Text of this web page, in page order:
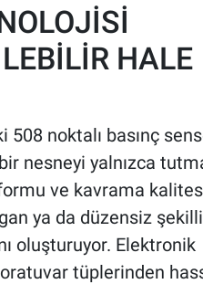
HALE
508 noktalı basınç
nesneyi yalnızca
ve kavrama
ya da düzensiz şekilli
oluşturuyor. Elektronik
tüplerinden